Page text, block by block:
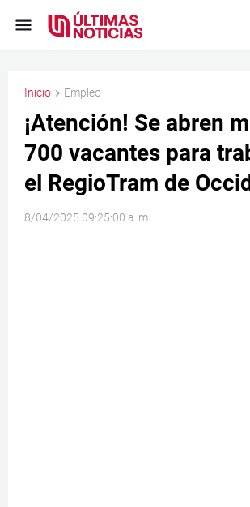
Inicio Empleo
¡Atención! Se abren
700 vacantes para
el RegioTram de
8/04/2025 09:25:00 a. m.